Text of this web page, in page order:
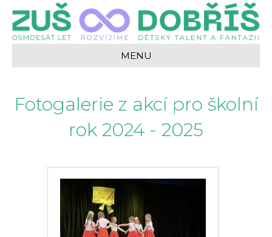
MENU
Fotogalerie z akcí pro školní
rok 2024 - 2025